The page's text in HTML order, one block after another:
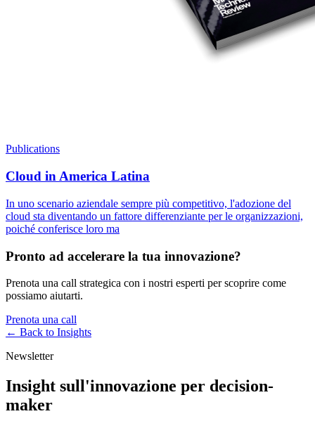
Publications
Cloud in America Latina
In uno scenario aziendale sempre più competitivo, l'adozione del
cloud sta diventando un fattore differenziante per le organizzazioni,
poiché conferisce loro ma
Pronto ad accelerare la tua innovazione?
Prenota una call strategica con i nostri esperti per scoprire come
possiamo aiutarti.
Prenota una call
← Back to Insights
Newsletter
Insight sull'innovazione per decision-
maker